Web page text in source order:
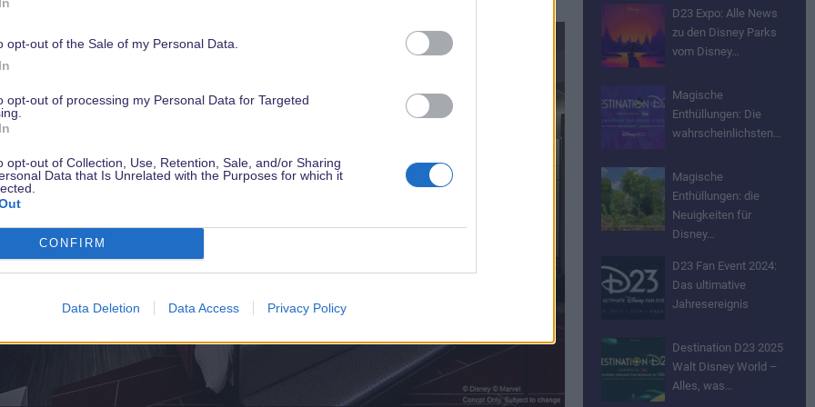
opt-out of the Sale of my Personal Data.
opt-out of processing my Personal Data for Targeted
opt-out of Collection, Use, Retention, Sale, and/or Sharing
Data that Is Unrelated with the Purposes for which it
CONFIRM
Data Deletion Data Access Privacy Policy
treffen
D23 Expo: Alle News
zu den Disney Parks
vom Disney…
Magische
Enthüllungen: Die
wahrscheinlichsten…
Magische
Enthüllungen: die
Neuigkeiten für
Disney…
D23 Fan Event 2024:
Das ultimative
Jahresereignis
Destination D23 2025
Walt Disney World –
Alles, was…